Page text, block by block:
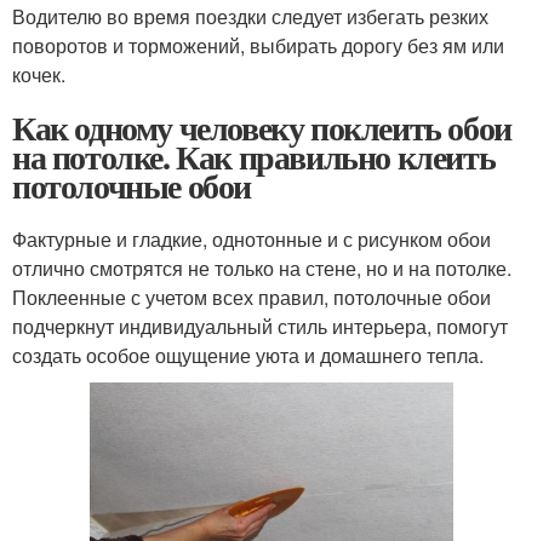
Водителю во время поездки следует избегать резких
поворотов и торможений, выбирать дорогу без ям или
кочек.
Как одному человеку поклеить обои
на потолке. Как правильно клеить
потолочные обои
Фактурные и гладкие, однотонные и с рисунком обои
отлично смотрятся не только на стене, но и на потолке.
Поклеенные с учетом всех правил, потолочные обои
подчеркнут индивидуальный стиль интерьера, помогут
создать особое ощущение уюта и домашнего тепла.